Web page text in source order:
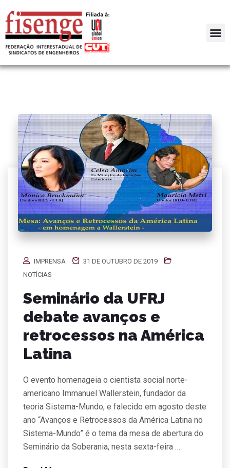
IMPRENSA
31 DE OUTUBRO DE 2019
NOTÍCIAS
Seminário da UFRJ
debate avanços e
retrocessos na América
Latina
O evento homenageia o cientista social norte-
americano Immanuel Wallerstein, fundador da
teoria Sistema-Mundo, e falecido em agosto deste
ano “Avanços e Retrocessos da América Latina no
Sistema-Mundo” é o tema da mesa de abertura do
Seminário da Soberania, nesta sexta-feira …